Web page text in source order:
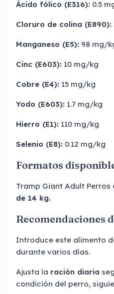
Ácido fólico (E316): 0.5
Cloruro de colina (E890):
Manganeso (E5): 98 mg/
Cinc (E603): 10 mg/kg
Cobre (E4): 15 mg/kg
Yodo (E603): 1.7 mg/kg
Hierro (E1): 110 mg/kg
Selenio (E8): 0.12 mg/kg
Formatos
Tramp Giant Adult Perros
de 14 kg.
Recomendaciones
Introduce este alimento
durante varios días.
Ajusta la ración diaria
condición del perro,